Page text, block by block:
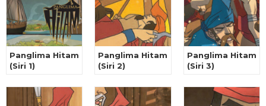
Panglima Hitam
(Siri 1)
Panglima Hitam
(Siri 2)
Panglima Hitam
(Siri 3)